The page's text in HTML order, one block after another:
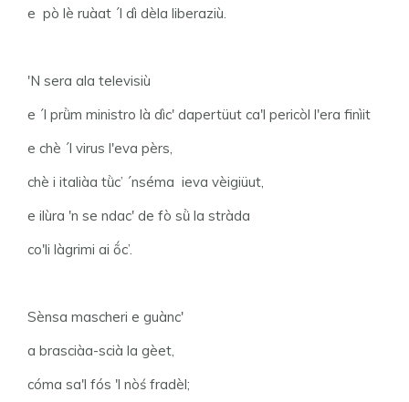
e pò lè ruàat ´l dì dèla liberaziù.
'N sera ala televisiù
e ´l prǜm ministro là dìc' dapertüut ca'l pericòl l'era finìit
e chè ´l virus l'eva pèrs,
chè i italiàa tǜc’ ´nséma ieva vèigiüut,
e ilùra 'n se ndac' de fò sǜ la stràda
co'li làgrimi ai ṍc’.
Sènsa mascheri e guànc'
a brasciàa-scià la gèet,
cóma sa'l fós 'l nòś fradèl;